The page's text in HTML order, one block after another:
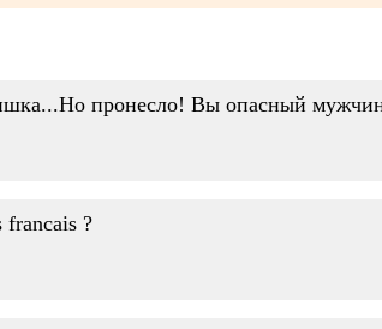
пронесло! Вы опасный
francais ?